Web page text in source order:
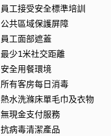
員工接受安全標準培訓
公共區域保護屏障
員工面部遮蓋
最少1米社交距離
安全用餐環境
所有客房每日消毒
熱水洗滌床單毛巾及衣物
無現金支付服務
抗病毒清潔產品